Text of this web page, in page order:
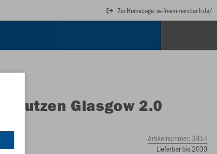
Zur Homepage: sv-froemmersbach.de/
Stutzen Glasgow 2.0
Artikelnummer:3414
Lieferbar bis 2030